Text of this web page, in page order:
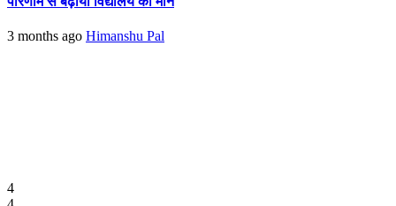
3 months ago Himanshu Pal
4